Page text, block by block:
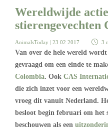
Wereldwijde
stierengevechten
AnimalsToday | 23 02 2017 3
Van over de hele wereld
gevraagd om een einde te
Colombia. Ook CAS
die zich inzet voor een
vroeg dit vanuit Nederland.
besloot begin februari om het
beschouwen als een